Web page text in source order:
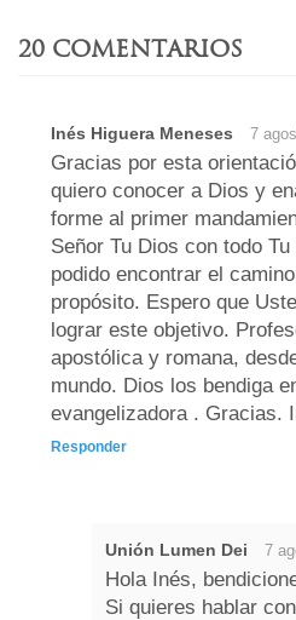
20 COMENTARIOS
Inés Higuera Meneses 7
Gracias por esta
quiero conocer a Dios y
forme al primer
Señor Tu Dios con todo
podido encontrar el
propósito. Espero que
lograr este objetivo.
apostólica y romana,
mundo. Dios los bendiga
evangelizadora . Gracias.
Responder
Unión Lumen Dei 7
Hola Inés,
Si quieres hablar